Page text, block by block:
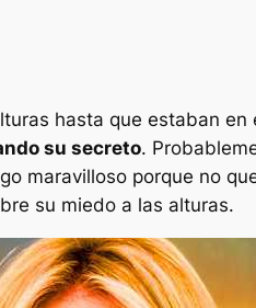
hasta que estaban en
su secreto.
maravilloso porque no
su miedo a las alturas.